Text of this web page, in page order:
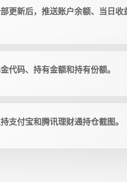
更新后，推送账户余额、当日收
代码、持有金额和持有份额。
支付宝和腾讯理财通持仓截图。